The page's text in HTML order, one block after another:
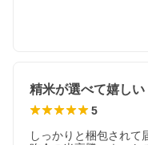
精米が選べて嬉しい
5
しっかりと梱包されて